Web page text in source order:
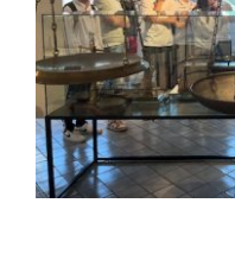
Museo